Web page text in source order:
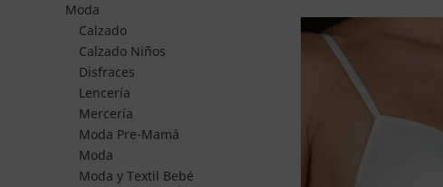
Moda
Calzado
Calzado Niños
Disfraces
Lencería
Mercería
Moda Pre-Mamá
Moda
Moda y Textil Bebé